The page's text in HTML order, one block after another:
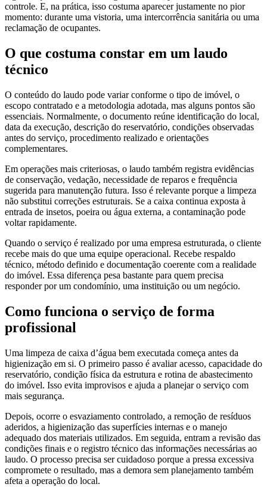
controle. E, na prática, isso costuma aparecer justamente no pior
momento: durante uma vistoria, uma intercorrência sanitária ou uma
reclamação de ocupantes.
O que costuma constar em um laudo
técnico
O conteúdo do laudo pode variar conforme o tipo de imóvel, o
escopo contratado e a metodologia adotada, mas alguns pontos são
essenciais. Normalmente, o documento reúne identificação do local,
data da execução, descrição do reservatório, condições observadas
antes do serviço, procedimento realizado e orientações
complementares.
Em operações mais criteriosas, o laudo também registra evidências
de conservação, vedação, necessidade de reparos e frequência
sugerida para manutenção futura. Isso é relevante porque a limpeza
não substitui correções estruturais. Se a caixa continua exposta à
entrada de insetos, poeira ou água externa, a contaminação pode
voltar rapidamente.
Quando o serviço é realizado por uma empresa estruturada, o cliente
recebe mais do que uma equipe operacional. Recebe respaldo
técnico, método definido e documentação coerente com a realidade
do imóvel. Essa diferença pesa bastante para quem precisa
responder por um condomínio, uma instituição ou um negócio.
Como funciona o serviço de forma
profissional
Uma limpeza de caixa d’água bem executada começa antes da
higienização em si. O primeiro passo é avaliar acesso, capacidade do
reservatório, condição física da estrutura e rotina de abastecimento
do imóvel. Isso evita improvisos e ajuda a planejar o serviço com
mais segurança.
Depois, ocorre o esvaziamento controlado, a remoção de resíduos
aderidos, a higienização das superfícies internas e o manejo
adequado dos materiais utilizados. Em seguida, entram a revisão das
condições finais e o registro técnico das informações necessárias ao
laudo. O processo precisa ser cuidadoso porque a pressa excessiva
compromete o resultado, mas a demora sem planejamento também
afeta a operação do local.